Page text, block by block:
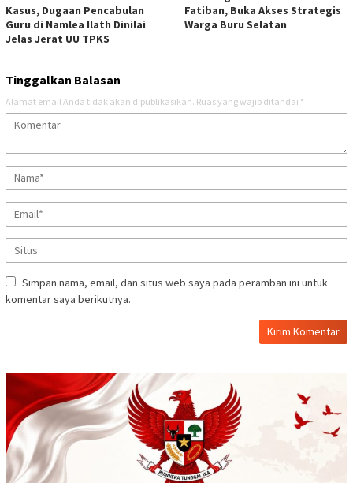
Kasus, Dugaan Pencabulan
Guru di Namlea Ilath Dinilai
Jelas Jerat UU TPKS
Fatiban, Buka Akses Strategis
Warga Buru Selatan
Tinggalkan Balasan
Alamat email Anda tidak akan dipublikasikan. Ruas yang wajib ditandai *
Simpan nama, email, dan situs web saya pada peramban ini untuk
komentar saya berikutnya.